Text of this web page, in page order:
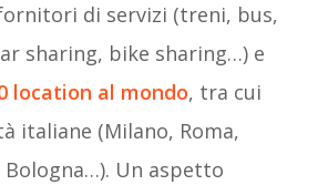
di servizi (treni, bus,
sharing, bike sharing…) e
location al mondo, tra cui
italiane (Milano, Roma,
Un aspetto